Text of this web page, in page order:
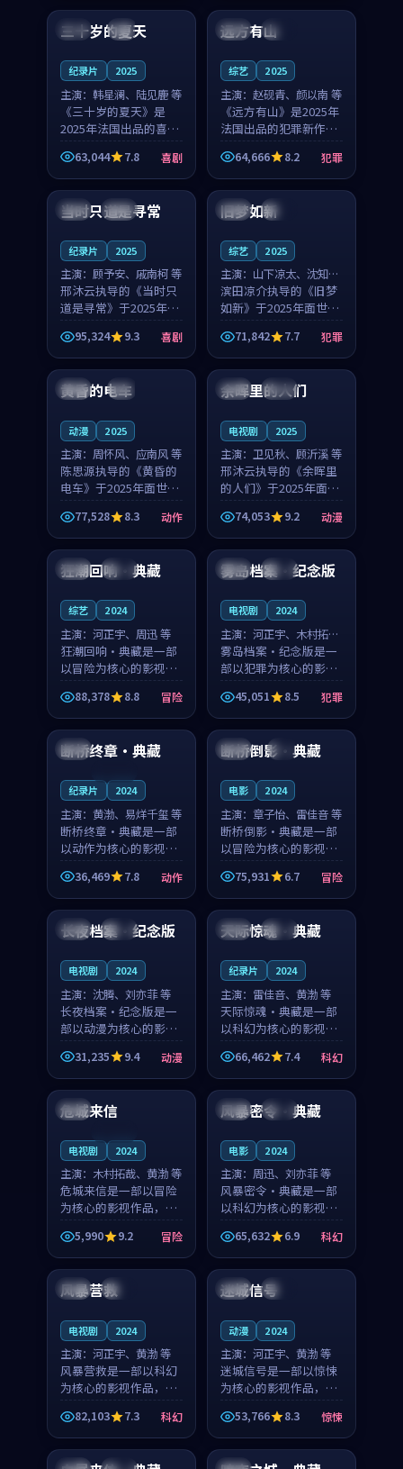
朴艺珍领衔，沐子瑜担
任重要角色，郑书延的
重要角色，谢承南的
法国 4K
三十岁的夏天
纪录片 2025
主演： 韩星澜、陆见鹿 等
《三十岁的夏天》是
2025年法国出品的喜剧
新作，主创团队希望用
深夜电台的故事让观众
停下来想一想。韩星澜
角色，山田纯一的叙事
63,044 7.8 喜剧
法国 独播
远方有山
综艺 2025
主演： 赵砚青、颜以南 等
《远方有山》是2025年
法国出品的犯罪新作，
主创团队希望用高校追
梦的故事让观众停下来
想一想。赵砚青领衔，
颜以南担任重要角色，
山田纯一的叙事节奏
64,666 8.2 犯罪
泰国 杜比
当时只道是寻常
纪录片 2025
主演： 顾予安、戚南柯 等
邢沐云执导的《当时只
道是寻常》于2025年面
世，泰国的城市气质与
母女情深的人物心境共
同构筑了影片基调。顾
予安、戚南柯用细腻的
表演撑起整部喜剧电
95,324 9.3 喜剧
中国 高分
旧梦如新
综艺 2025
主演： 山下凉太、沈知韵
等
滨田凉介执导的《旧梦
如新》于2025年面世，
中国台湾的城市气质与
异国相遇的人物心境共
同构筑了影片基调。山
下凉太、沈知韵用细腻
的表演撑起整部犯罪
71,842 7.7 犯罪
日本 4K
黄昏的电车
动漫 2025
主演： 周怀风、应南风 等
陈思源执导的《黄昏的
电车》于2025年面世，
日本的城市气质与渔村
故事的人物心境共同构
筑了影片基调。周怀
风、应南风用细腻的表
演撑起整部动作电影，
77,528 8.3 动作
泰国 完结
余晖里的人们
电视剧 2025
主演： 卫见秋、顾沂溪 等
邢沐云执导的《余晖里
的人们》于2025年面
世，泰国的城市气质与
小镇生活的人物心境共
同构筑了影片基调。卫
见秋、顾沂溪用细腻的
表演撑起整部动漫电
74,053 9.2 动漫
英国 杜比
狂潮回响·典藏
综艺 2024
主演： 河正宇、周迅 等
狂潮回响·典藏是一部
以冒险为核心的影视作
品，围绕危机、反转与
人物成长展开，整体节
奏紧凑，值得推荐观
看。
88,378 8.8 冒险
泰国 杜比
雾岛档案·纪念版
电视剧 2024
主演： 河正宇、木村拓哉
等
雾岛档案·纪念版是一
部以犯罪为核心的影视
作品，围绕危机、反转
与人物成长展开，整体
节奏紧凑，值得推荐观
看。
45,051 8.5 犯罪
日本
断桥终章·典藏
纪录片 2024
主演： 黄渤、易烊千玺 等
断桥终章·典藏是一部
以动作为核心的影视作
品，围绕危机、反转与
人物成长展开，整体节
奏紧凑，值得推荐观
看。
36,469 7.8 动作
中国 4K
断桥倒影·典藏
电影 2024
主演： 章子怡、雷佳音 等
断桥倒影·典藏是一部
以冒险为核心的影视作
品，围绕危机、反转与
人物成长展开，整体节
奏紧凑，值得推荐观
看。
75,931 6.7 冒险
法国 完结
长夜档案·纪念版
电视剧 2024
主演： 沈腾、刘亦菲 等
长夜档案·纪念版是一
部以动漫为核心的影视
作品，围绕危机、反转
与人物成长展开，整体
节奏紧凑，值得推荐观
看。
31,235 9.4 动漫
日本 独播
天际惊魂·典藏
纪录片 2024
主演： 雷佳音、黄渤 等
天际惊魂·典藏是一部
以科幻为核心的影视作
品，围绕危机、反转与
人物成长展开，整体节
奏紧凑，值得推荐观
66,462 7.4 科幻
中国
危城来信
电视剧 2024
主演： 木村拓哉、黄渤 等
危城来信是一部以冒险
为核心的影视作品，围
绕危机、反转与人物成
长展开，整体节奏紧
凑，值得推荐观看。
5,990 9.2 冒险
法国 杜比
风暴密令·典藏
电影 2024
主演： 周迅、刘亦菲 等
风暴密令·典藏是一部
以科幻为核心的影视作
品，围绕危机、反转与
人物成长展开，整体节
奏紧凑，值得推荐观
看。
65,632 6.9 科幻
美国 热播
风暴营救
电视剧 2024
主演： 河正宇、黄渤 等
风暴营救是一部以科幻
为核心的影视作品，围
绕危机、反转与人物成
长展开，整体节奏紧
凑，值得推荐观看。
82,103 7.3 科幻
泰国 热播
迷城信号
动漫 2024
主演： 河正宇、黄渤 等
迷城信号是一部以惊悚
为核心的影视作品，围
绕危机、反转与人物成
长展开，整体节奏紧
凑，值得推荐观看。
53,766 8.3 惊悚